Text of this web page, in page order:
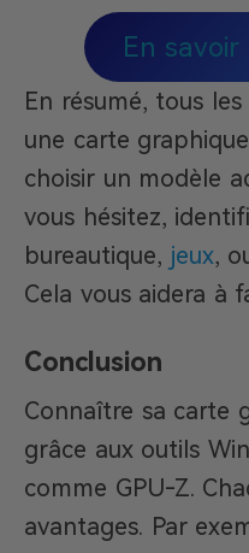
En
En résumé, tous
une carte
choisir un modèle
vous hésitez,
bureautique, jeux,
Cela vous aidera à
Conclusion
Connaître sa carte
grâce aux outils
comme GPU-Z.
avantages. Par